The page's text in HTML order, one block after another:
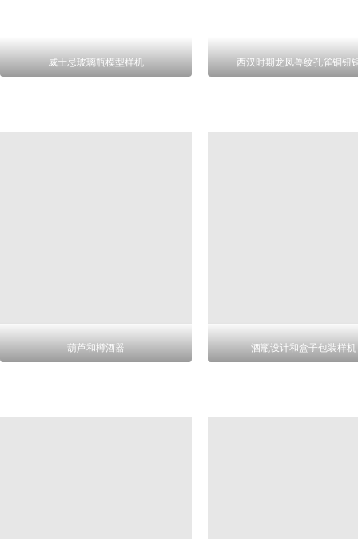
威士忌玻璃瓶模型样机 西汉时期龙凤兽纹孔雀铜钮
葫芦和樽酒器 酒瓶设计和盒子包装样机